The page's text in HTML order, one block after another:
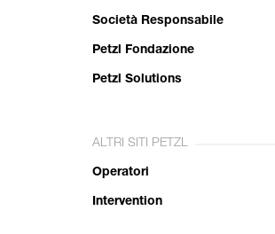
Società Responsabile
Petzl Fondazione
Petzl Solutions
ALTRI SITI PETZL
Operatori
Intervention